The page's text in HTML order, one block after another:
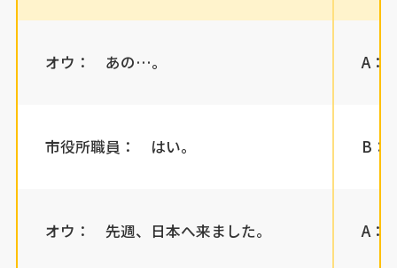
オウ： あの…。 A
市役所職員： はい。 B
オウ： 先週、日本へ来ました。 A：